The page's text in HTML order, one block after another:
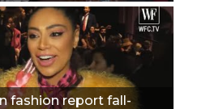
fashion report fall-